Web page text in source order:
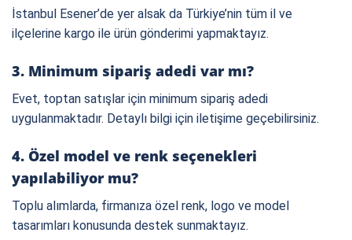
İstanbul Esener’de yer alsak da Türkiye’nin tüm il ve
ilçelerine kargo ile ürün gönderimi yapmaktayız.
3. Minimum sipariş adedi var mı?
Evet, toptan satışlar için minimum sipariş adedi
uygulanmaktadır. Detaylı bilgi için iletişime geçebilirsiniz.
4. Özel model ve renk seçenekleri
yapılabiliyor mu?
Toplu alımlarda, firmanıza özel renk, logo ve model
tasarımları konusunda destek sunmaktayız.